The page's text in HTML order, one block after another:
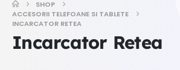
SHOP
ACCESORII TELEFOANE SI TABLETE
INCARCATOR RETEA
Incarcator Retea